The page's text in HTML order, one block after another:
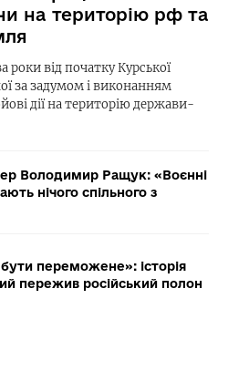
на територію рф та
роки від початку Курської
за задумом і виконанням
дії на територію держави-
Володимир Ращук: «Воєнні
нічого спільного з
переможене»: історія
пережив російський полон